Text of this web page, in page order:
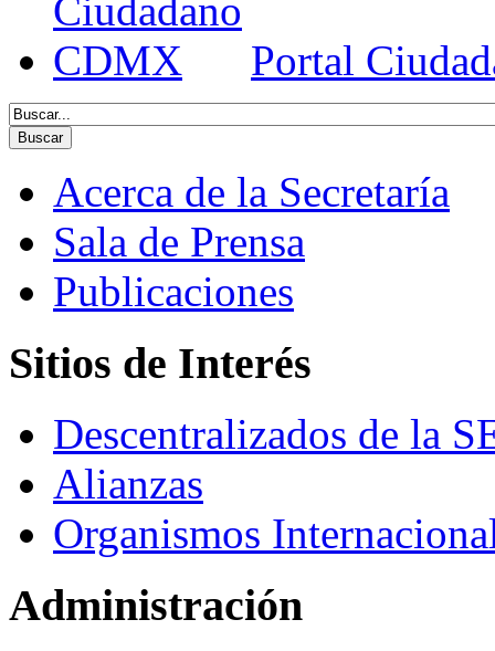
Portal
Acerca de la Secretaría
Sala de Prensa
Publicaciones
Sitios de Interés
Descentralizados de la
Alianzas
Organismos
Administración